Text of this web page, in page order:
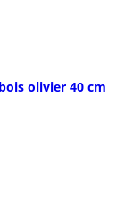
olivier 40 cm